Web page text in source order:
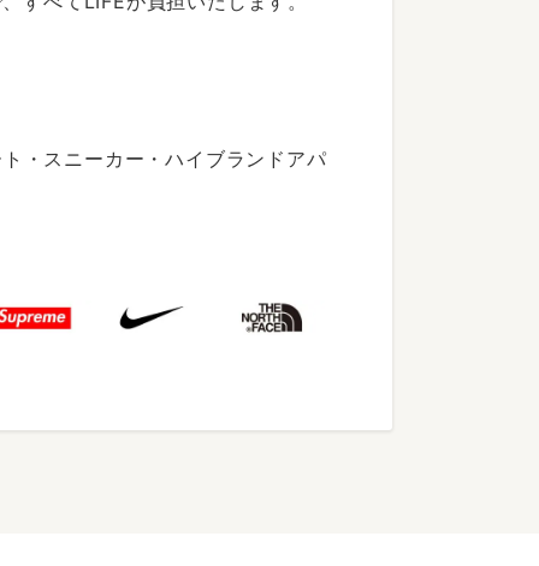
・スニーカー・ハイブランドアパ